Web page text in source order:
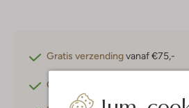
Gratis verzendingvanaf €75,-
Gratis retourneren